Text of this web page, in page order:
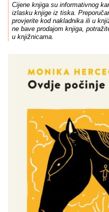
Cijene knjiga su informativnog
izlasku knjige iz tiska.
provjerite kod nakladnika ili u
ne bave prodajom knjiga,
u knjižnicama.